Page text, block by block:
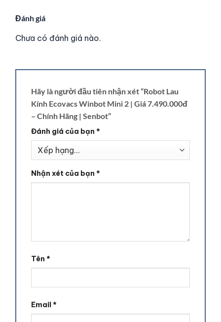
Đánh giá
Chưa có đánh giá nào.
Hãy là người đầu tiên nhận xét “Robot Lau
Kính Ecovacs Winbot Mini 2 | Giá 7.490.000đ
– Chính Hãng | Senbot”
Đánh giá của bạn *
Nhận xét của bạn *
Tên *
Email*